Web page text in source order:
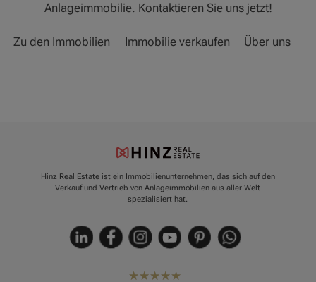
Anlageimmobilie. Kontaktieren Sie uns jetzt!
Zu den Immobilien Immobilie verkaufen Über uns
Hinz Real Estate ist ein Immobilienunternehmen, das sich auf den
Verkauf und Vertrieb von Anlageimmobilien aus aller Welt
spezialisiert hat.